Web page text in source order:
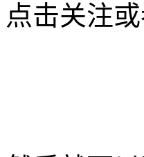
点击关注或